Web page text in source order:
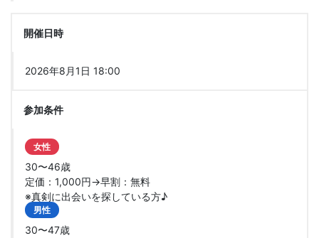
開催日時
2026年8月1日 18:00
参加条件
女性
30〜46歳
定価：1,000円→早割：無料
※真剣に出会いを探している方♪
男性
30〜47歳